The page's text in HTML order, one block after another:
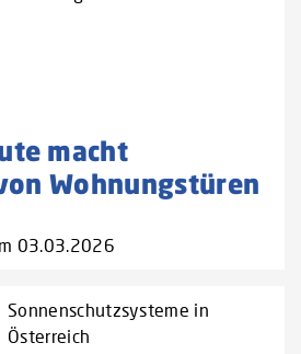
macht
Wohnungstüren
03.03.2026
Sonnenschutzsysteme in
Österreich